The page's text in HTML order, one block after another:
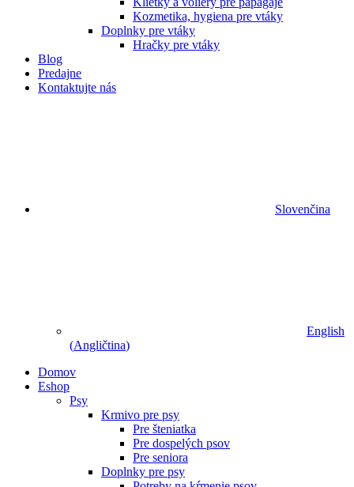
Kozmetika, hygiena pre vtáky
Doplnky pre vtáky
Hračky pre vtáky
Blog
Predajne
Kontaktujte nás
Slovenčina
English
(Angličtina)
Domov
Eshop
Psy
Krmivo pre psy
Pre šteniatka
Pre dospelých psov
Pre seniora
Doplnky pre psy